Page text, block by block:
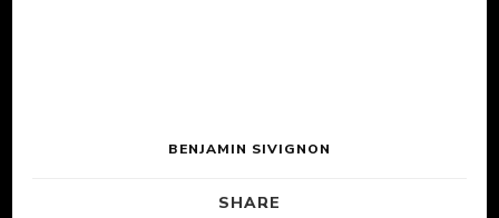
BENJAMIN SIVIGNON
SHARE